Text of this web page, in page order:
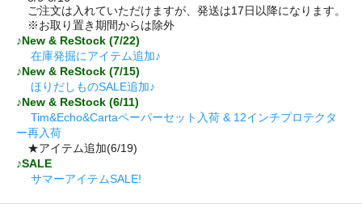
ご注文は入れていただけますが、発送は17日以降になります。
※お取り置き期間からは除外
♪New & ReStock (7/22)
在庫発掘にアイテム追加♪
♪New & ReStock (7/15)
ほりだしものSALE追加♪
♪New & ReStock (6/11)
Tim&Echo&Cartaペーパーセット入荷 & 12インチプロテクタ
ー再入荷
★アイテム追加(6/19)
♪SALE
サマーアイテムSALE!